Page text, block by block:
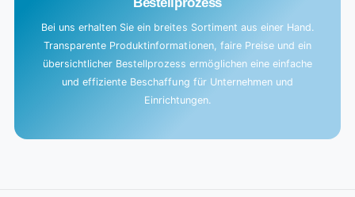
Bei uns erhalten Sie ein breites Sortiment aus einer Hand.
Transparente Produktinformationen, faire Preise und ein
übersichtlicher Bestellprozess ermöglichen eine einfache
und effiziente Beschaffung für Unternehmen und
Einrichtungen.